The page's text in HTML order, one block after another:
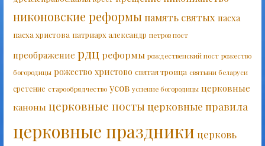
никоновские реформыпамять святых пасха
пасха христова патриарх александр петров пост
преображение рдц реформы рождественский пост рожество
богородицы рожество христово святая троица святыни беларуси
сретение старообрядчество усов успение богородицы церковные
каноны церковные постыцерковные правила
церковные праздникицерковь